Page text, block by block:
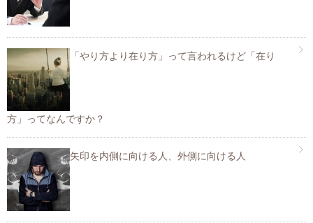
「やり方より在り方」って言われるけど「在り
方」ってなんですか？
矢印を内側に向ける人、外側に向ける人